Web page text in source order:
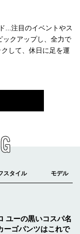
...注目のイベントやス
ックアップし、全力で
して、休日に足を運
ユーの黒いコスパ名
ーゴパンツはこれで